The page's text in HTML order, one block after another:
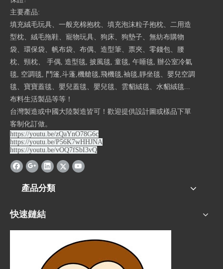
主要產品:
填充絨毛玩具、一般充棉抱枕、填充泡沫粒子抱枕、二用造
型枕、絨毛拖鞋、寵物玩具、狗床、狗墊子、無紡布購物
袋、環保袋、帆布袋、布偶、造型筆、票夾、零錢包、腰
枕、頸枕、 手偶, 造型毯, 披風毯, 童毯, 午睡毯, 辦公室冷氣
毯, 空調毯, 鬥篷,斗蓬,機艙毯,飛機毯,袖毯,靜坐毯、嬰兒空調
毯、寶寶蓋毯、嬰兒蓋毯、嬰兒毯、雲貂絨毯、水貂絨毯...
布料生活製品等等！
台灣製造或中國大陸製造皆可！歡迎提供設計圖或樣品下單
客制化訂做。
https://youtu.be/zQaYnO78G6c
https://youtu.be/P56K7wHHJNA
https://youtu.be/vOQ7fSbI3vQ
產品分類
快速鏈結